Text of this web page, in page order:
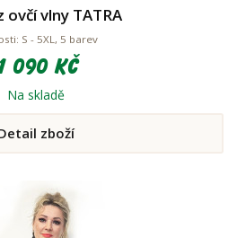
ovčí vlny TATRA
S - 5XL, 5 barev
090 Kč
Na skladě
zboží